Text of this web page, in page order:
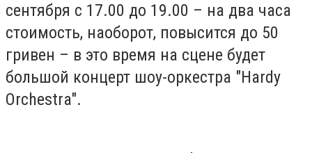
сентября с 17.00 до 19.00 – на два часа
стоимость, наоборот, повысится до 50
гривен – в это время на сцене будет
большой концерт шоу-оркестра "Hardy
Orchestra".